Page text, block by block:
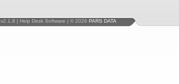
v2.1.8 | Help Desk Software | © 2026 PARS DATA